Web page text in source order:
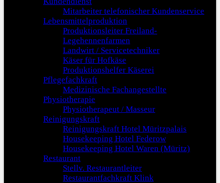
Mitarbeiter telefonischer Kundenservice
Lebensmittelproduktion
Produktionsleiter Freiland-
Legehennenfarmen
Landwirt / Servicetechniker
Käser für Hofkäse
Produktionshelfer Käserei
Pflegefachkraft
Medizinische Fachangestellte
Physiotherapie
Physiotherapeut / Masseur
Reinigungskraft
Reinigungskraft Hotel Müritzpalais
Housekeeping Hotel Federow
Housekeeping Hotel Waren (Müritz)
Restaurant
Stellv. Restaurantleiter
Restaurantfachkraft Klink